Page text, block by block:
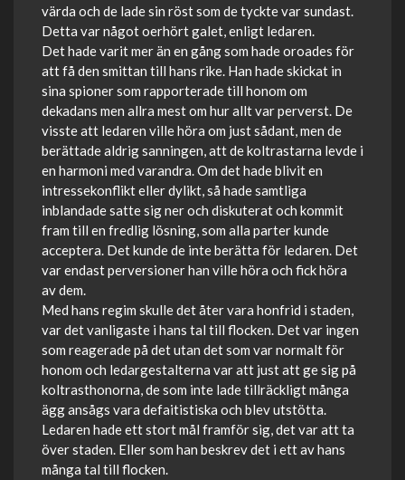
värda och de lade sin röst som de tyckte var sundast.
Detta var något oerhört galet, enligt ledaren.
Det hade varit mer än en gång som hade oroades för
att få den smittan till hans rike. Han hade skickat in
sina spioner som rapporterade till honom om
dekadans men allra mest om hur allt var perverst. De
visste att ledaren ville höra om just sådant, men de
berättade aldrig sanningen, att de koltrastarna levde i
en harmoni med varandra. Om det hade blivit en
intressekonflikt eller dylikt, så hade samtliga
inblandade satte sig ner och diskuterat och kommit
fram till en fredlig lösning, som alla parter kunde
acceptera. Det kunde de inte berätta för ledaren. Det
var endast perversioner han ville höra och fick höra
av dem.
Med hans regim skulle det åter vara honfrid i staden,
var det vanligaste i hans tal till flocken. Det var ingen
som reagerade på det utan det som var normalt för
honom och ledargestalterna var att just att ge sig på
koltrasthonorna, de som inte lade tillräckligt många
ägg ansågs vara defaitistiska och blev utstötta.
Ledaren hade ett stort mål framför sig, det var att ta
över staden. Eller som han beskrev det i ett av hans
många tal till flocken.